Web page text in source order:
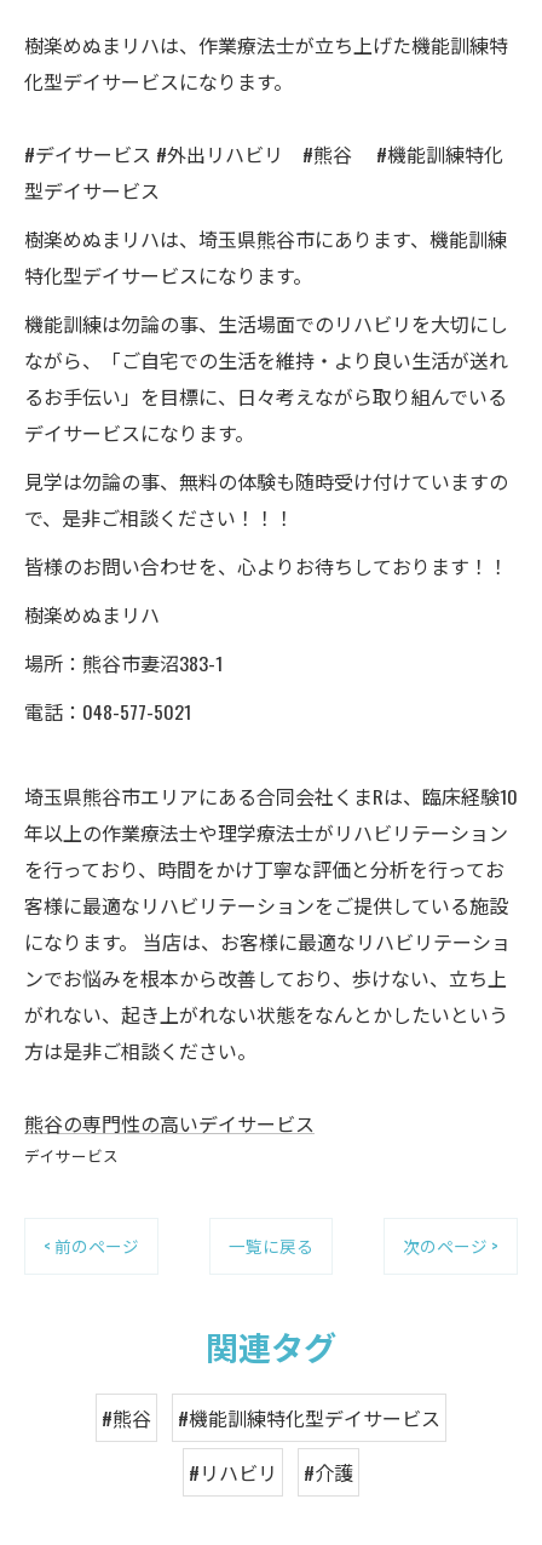
樹楽めぬまリハは、作業療法士が立ち上げた機能訓練特
化型デイサービスになります。
#デイサービス #外出リハビリ #熊谷 #機能訓練特化
型デイサービス
樹楽めぬまリハは、埼玉県熊谷市にあります、機能訓練
特化型デイサービスになります。
機能訓練は勿論の事、生活場面でのリハビリを大切にし
ながら、「ご自宅での生活を維持・より良い生活が送れ
るお手伝い」を目標に、日々考えながら取り組んでいる
デイサービスになります。
見学は勿論の事、無料の体験も随時受け付けていますの
で、是非ご相談ください！！！
皆様のお問い合わせを、心よりお待ちしております！！
樹楽めぬまリハ
場所：熊谷市妻沼383-1
電話：048-577-5021
埼玉県熊谷市エリアにある合同会社くまRは、臨床経験10
年以上の作業療法士や理学療法士がリハビリテーション
を行っており、時間をかけ丁寧な評価と分析を行ってお
客様に最適なリハビリテーションをご提供している施設
になります。 当店は、お客様に最適なリハビリテーショ
ンでお悩みを根本から改善しており、歩けない、立ち上
がれない、起き上がれない状態をなんとかしたいという
方は是非ご相談ください。
熊谷の専門性の高いデイサービス
デイサービス
< 前のページ 一覧に戻る 次のページ >
関連タグ
#熊谷
#機能訓練特化型デイサービス
#リハビリ
#介護